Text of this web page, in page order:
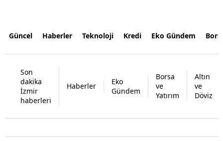
Güncel Haberler Teknoloji Kredi Eko Gündem
Son
dakika
İzmir
haberleri
Haberler
Eko
Gündem
Borsa
ve
Yatırım
Altın
ve
Döviz